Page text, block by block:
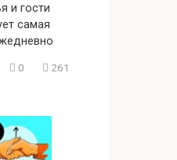
и гости
самая
0 261